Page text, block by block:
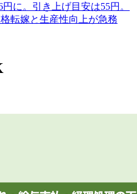
に。引き上げ目安は55円。
転嫁と生産性向上が急務